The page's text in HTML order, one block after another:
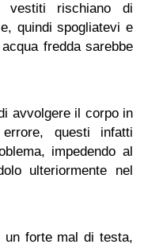
vestiti rischiano di
quindi spogliatevi e
fredda sarebbe
avvolgere il corpo in
questi infatti
impedendo al
ulteriormente nel
forte mal di testa,